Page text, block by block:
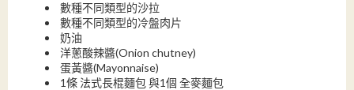
數種不同類型的沙拉
數種不同類型的冷盤肉片
奶油
洋蔥酸辣醬(Onion chutney)
蛋黃醬(Mayonnaise)
1條 法式長棍麵包 與1個 全麥麵包